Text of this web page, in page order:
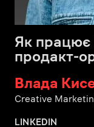
Як працює
продакт-
Влада
Creative
LINKEDIN